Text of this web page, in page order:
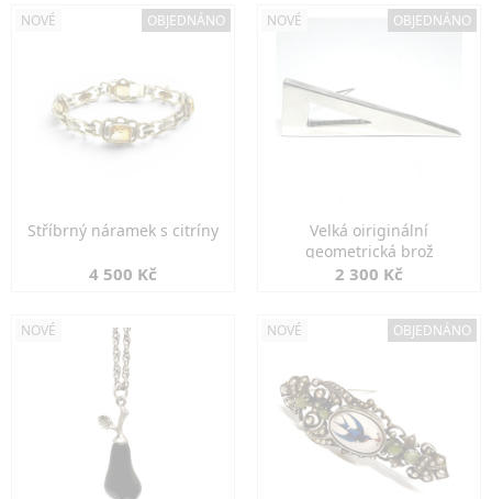
NOVÉ OBJEDNÁNO
Stříbrný náramek s citríny
4 500 Kč
NOVÉ OBJEDNÁNO
Velká oiriginální
geometrická brož
2 300 Kč
NOVÉ NOVÉ OBJEDNÁNO